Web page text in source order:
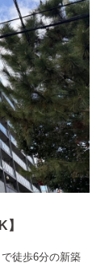
徒歩6分の新築